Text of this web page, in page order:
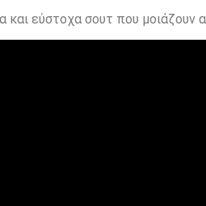
και εύστοχα σουτ που μοιάζουν